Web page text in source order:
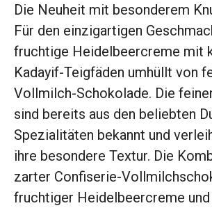
Die Neuheit mit besonderem
Für den einzigartigen
fruchtige Heidelbeercreme mit
Kadayif-Teigfäden umhüllt von
Vollmilch-Schokolade. Die
sind bereits aus den beliebten
Spezialitäten bekannt und
ihre besondere Textur. Die
zarter Confiserie-
fruchtiger Heidelbeercreme und